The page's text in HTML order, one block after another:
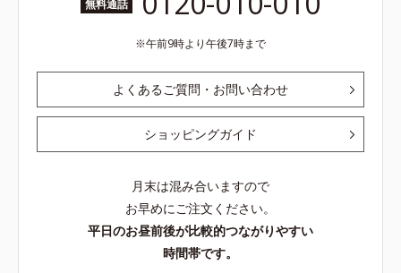
無料通話
午前9時より午後7時まで
よくあるご質問・お問い合わせ
ショッピングガイド
月末は混み合いますので
お早めにご注文ください。
平日のお昼前後が比較的つながりやすい
時間帯です。